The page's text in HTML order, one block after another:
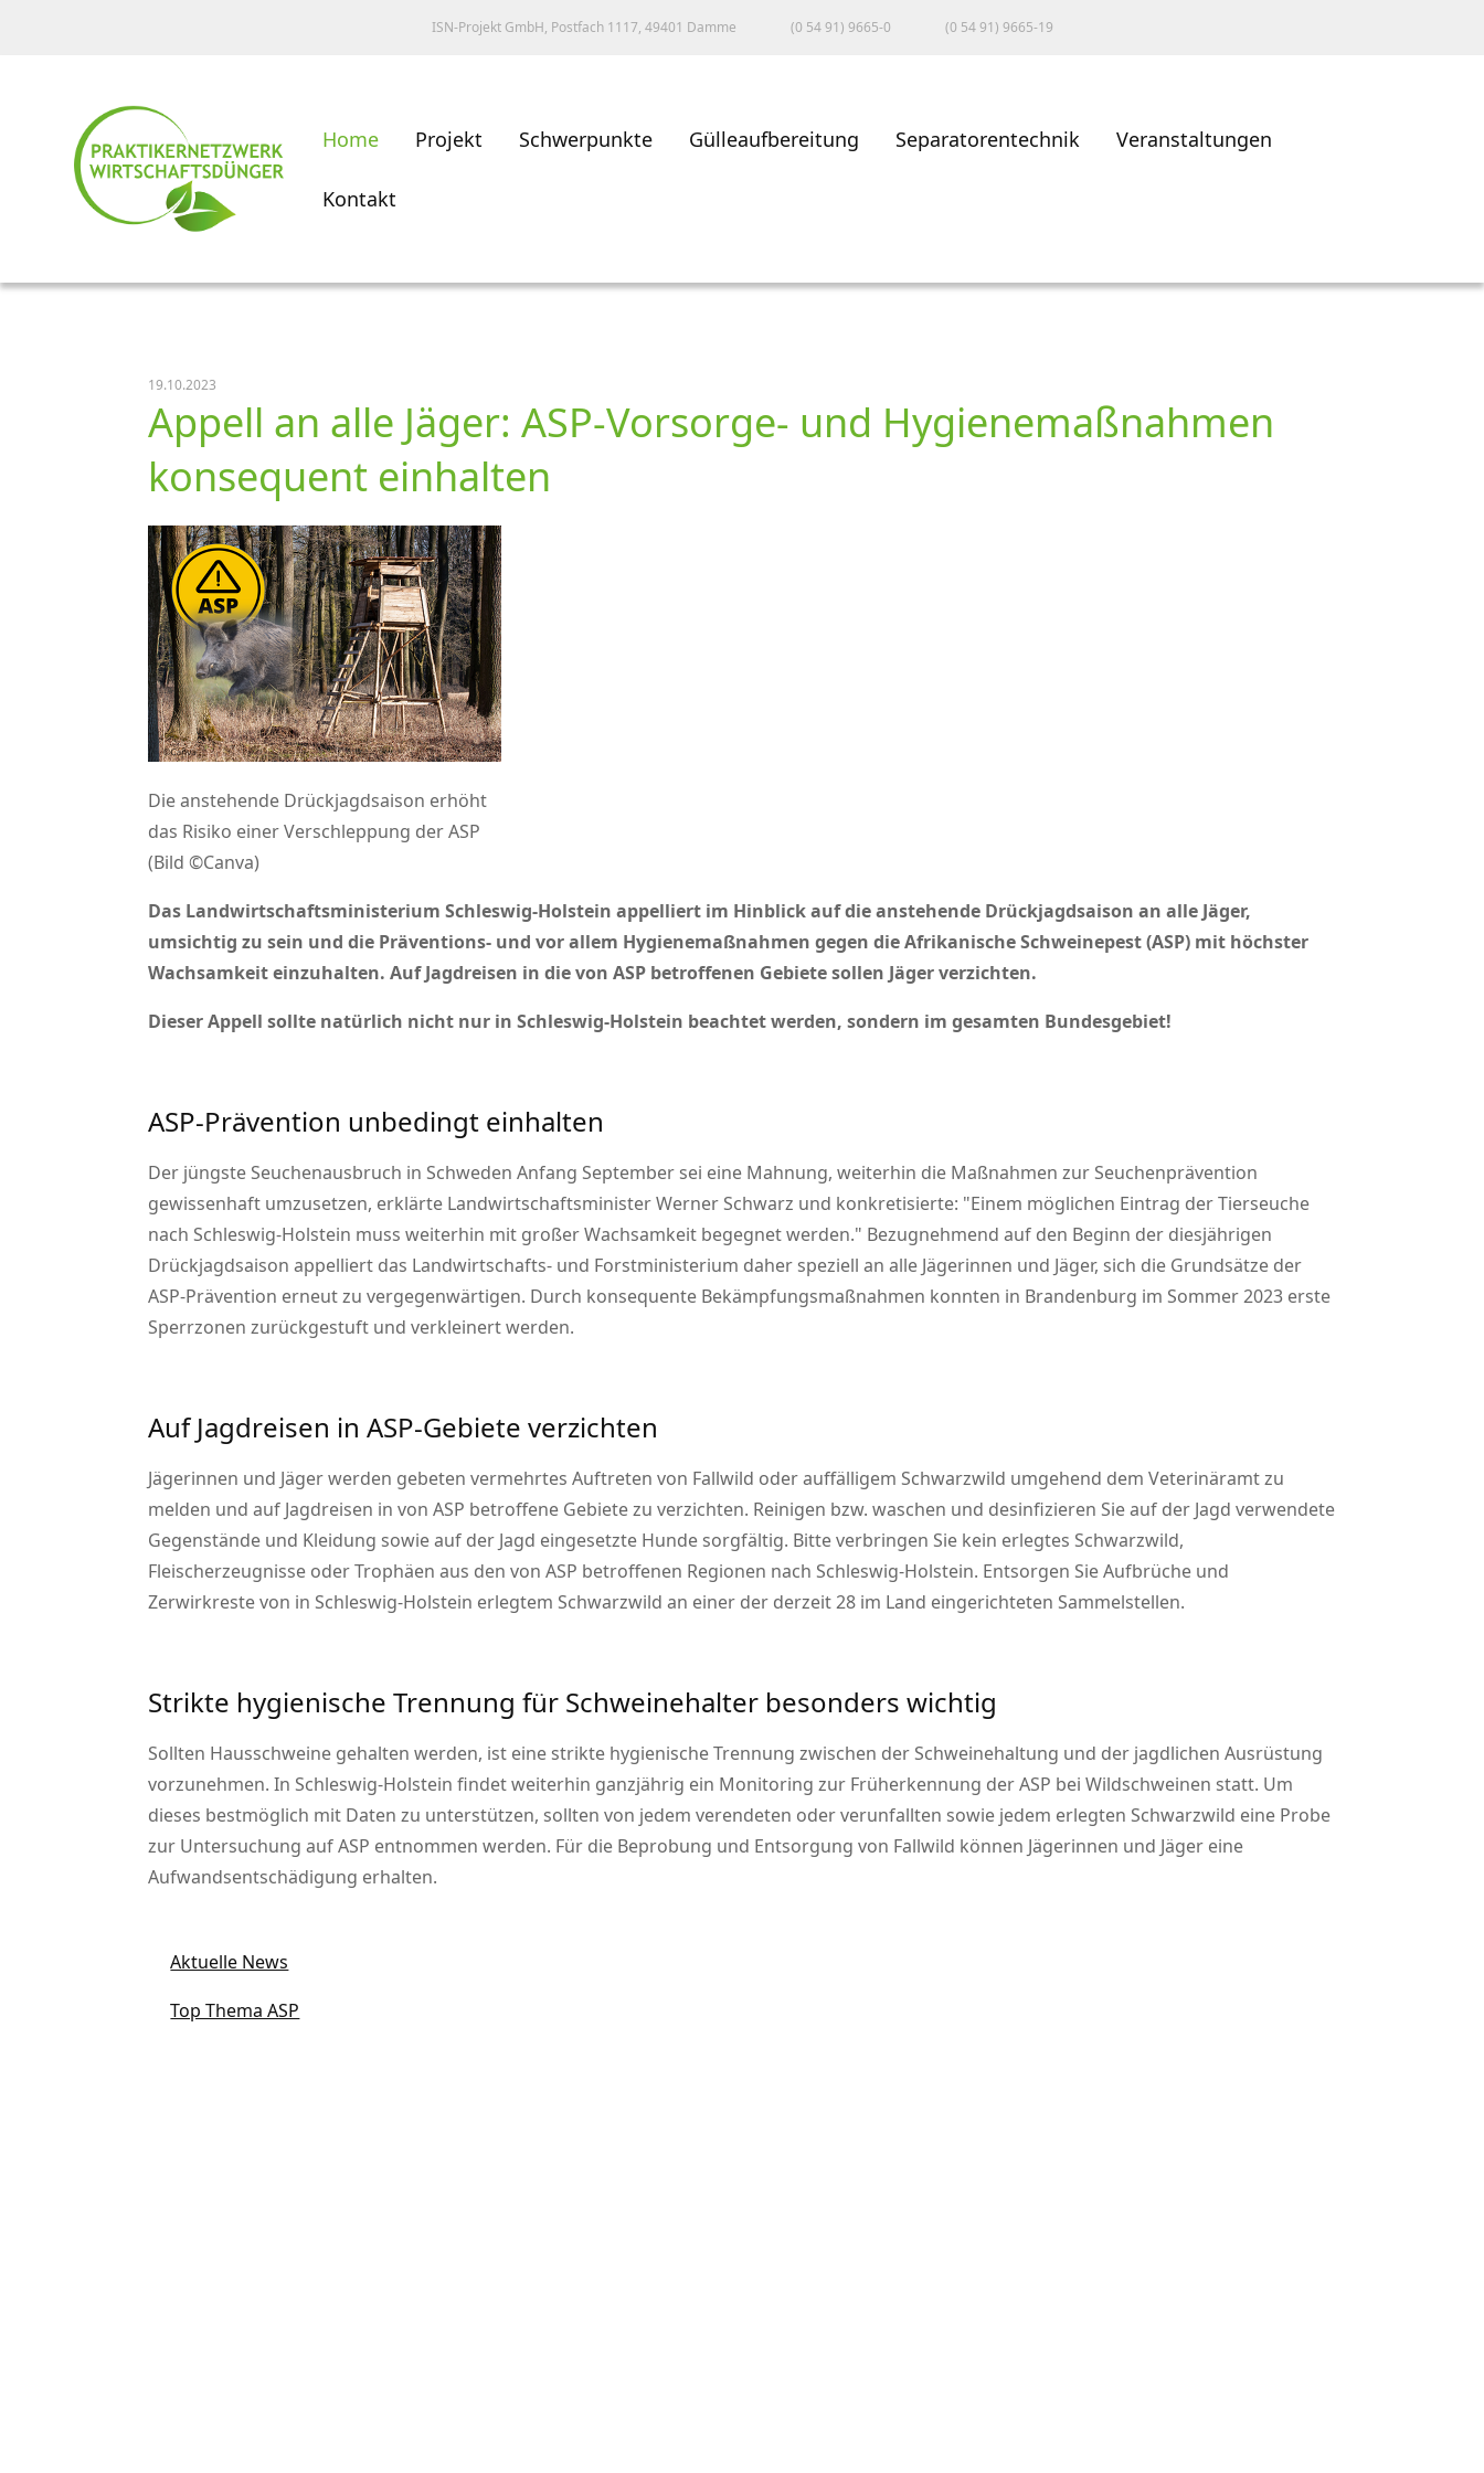
ISN-Projekt GmbH, Postfach 1117, 49401 Damme (0 54 91) 9665-0 (0 54 91) 9665-19
Home Projekt Schwerpunkte Gülleaufbereitung Separatorentechnik Veranstaltungen
Kontakt
19.10.2023
Appell an alle Jäger: ASP-Vorsorge- und Hygienemaßnahmen
konsequent einhalten
Die anstehende Drückjagdsaison erhöht
das Risiko einer Verschleppung der ASP
(Bild ©Canva)
Das Landwirtschaftsministerium Schleswig-Holstein appelliert im Hinblick auf die anstehende Drückjagdsaison an alle Jäger,
umsichtig zu sein und die Präventions- und vor allem Hygienemaßnahmen gegen die Afrikanische Schweinepest (ASP) mit höchster
Wachsamkeit einzuhalten. Auf Jagdreisen in die von ASP betroffenen Gebiete sollen Jäger verzichten.
Dieser Appell sollte natürlich nicht nur in Schleswig-Holstein beachtet werden, sondern im gesamten Bundesgebiet!
ASP-Prävention unbedingt einhalten
Der jüngste Seuchenausbruch in Schweden Anfang September sei eine Mahnung, weiterhin die Maßnahmen zur Seuchenprävention
gewissenhaft umzusetzen, erklärte Landwirtschaftsminister Werner Schwarz und konkretisierte: Einem möglichen Eintrag der Tierseuche
nach Schleswig-Holstein muss weiterhin mit großer Wachsamkeit begegnet werden. Bezugnehmend auf den Beginn der diesjährigen
Drückjagdsaison appelliert das Landwirtschafts- und Forstministerium daher speziell an alle Jägerinnen und Jäger, sich die Grundsätze der
ASP-Prävention erneut zu vergegenwärtigen. Durch konsequente Bekämpfungsmaßnahmen konnten in Brandenburg im Sommer 2023 erste
Sperrzonen zurückgestuft und verkleinert werden.
Auf Jagdreisen in ASP-Gebiete verzichten
Jägerinnen und Jäger werden gebeten vermehrtes Auftreten von Fallwild oder auffälligem Schwarzwild umgehend dem Veterinäramt zu
melden und auf Jagdreisen in von ASP betroffene Gebiete zu verzichten. Reinigen bzw. waschen und desinfizieren Sie auf der Jagd verwendete
Gegenstände und Kleidung sowie auf der Jagd eingesetzte Hunde sorgfältig. Bitte verbringen Sie kein erlegtes Schwarzwild,
Fleischerzeugnisse oder Trophäen aus den von ASP betroffenen Regionen nach Schleswig-Holstein. Entsorgen Sie Aufbrüche und
Zerwirkreste von in Schleswig-Holstein erlegtem Schwarzwild an einer der derzeit 28 im Land eingerichteten Sammelstellen.
Strikte hygienische Trennung für Schweinehalter besonders wichtig
Sollten Hausschweine gehalten werden, ist eine strikte hygienische Trennung zwischen der Schweinehaltung und der jagdlichen Ausrüstung
vorzunehmen. In Schleswig-Holstein findet weiterhin ganzjährig ein Monitoring zur Früherkennung der ASP bei Wildschweinen statt. Um
dieses bestmöglich mit Daten zu unterstützen, sollten von jedem verendeten oder verunfallten sowie jedem erlegten Schwarzwild eine Probe
zur Untersuchung auf ASP entnommen werden. Für die Beprobung und Entsorgung von Fallwild können Jägerinnen und Jäger eine
Aufwandsentschädigung erhalten.
Aktuelle News
Top Thema ASP